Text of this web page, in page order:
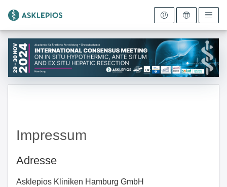
Zur Startseite
Impressum
Adresse
Asklepios Kliniken Hamburg GmbH